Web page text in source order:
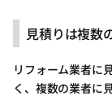
見積りは複数
リフォーム業者に
く、複数の業者に